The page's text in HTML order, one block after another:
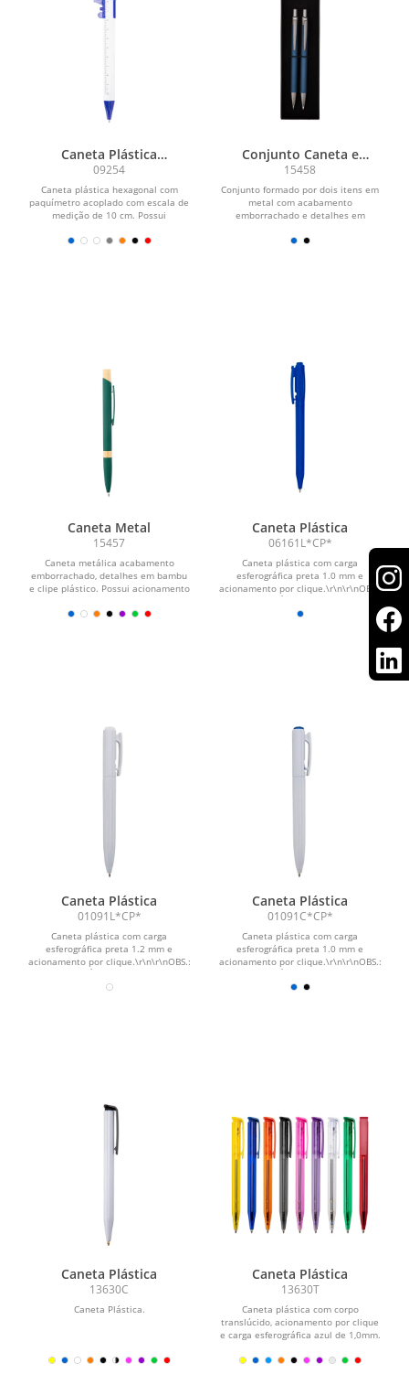
Caneta Plástica
Paquímetro
09254
Caneta plástica hexagonal com
paquímetro acoplado com escala de
medição de 10 cm. Possui
Conjunto Caneta e
Lapiseira Metal
15458
Conjunto formado por dois itens em
metal com acabamento
emborrachado e detalhes em
acionamento por...
Caneta Metal
15457
Caneta metálica acabamento
emborrachado, detalhes em bambu
e clipe plástico. Possui acionamento
Caneta Plástica
06161L*CP*
Caneta plástica com carga
esferográfica preta 1.0 mm e
acionamento por clique.\r\n\r\nOBS.:
PEDIDOS MÍNIMO DE 50 PEÇAS!
Caneta Plástica
01091L*CP*
Caneta plástica com carga
esferográfica preta 1.2 mm e
acionamento por clique.\r\n\r\nOBS.:
PEDIDOS MÍNIMO DE 50 PEÇAS!
Caneta Plástica
01091C*CP*
Caneta plástica com carga
esferográfica preta 1.0 mm e
acionamento por clique.\r\n\r\nOBS.:
PEDIDOS MÍNIMO DE 50 PEÇAS!
Caneta Plástica
13630C
Caneta Plástica.
Caneta Plástica
13630T
Caneta plástica com corpo
translúcido, acionamento por clique
e carga esferográfica azul de 1,0mm.